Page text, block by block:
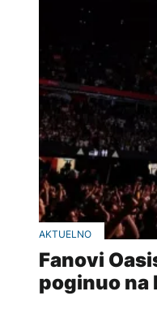
AKTUELNO
Fanovi
poginuo na